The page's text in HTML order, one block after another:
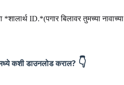
ID.*(पगार बिलावर तुमच्या नावाच्या
कशी डाउनलोड कराल? 👇